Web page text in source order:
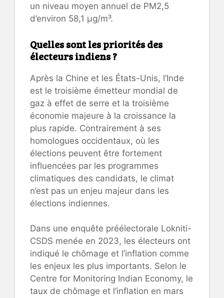
un niveau moyen annuel de PM2,5
d’environ 58,1 µg/m³.
Quelles sont les priorités des
électeurs indiens ?
Après la Chine et les États-Unis, l’Inde
est le troisième émetteur mondial de
gaz à effet de serre et la troisième
économie majeure à la croissance la
plus rapide. Contrairement à ses
homologues occidentaux, où les
élections peuvent être fortement
influencées par les programmes
climatiques des candidats, le climat
n’est pas un enjeu majeur dans les
élections indiennes.
Dans une enquête préélectorale Lokniti-
CSDS menée en 2023, les électeurs ont
indiqué le chômage et l’inflation comme
les enjeux les plus importants. Selon le
Centre for Monitoring Indian Economy, le
taux de chômage et l’inflation en mars